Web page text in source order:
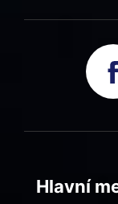
Hlavní